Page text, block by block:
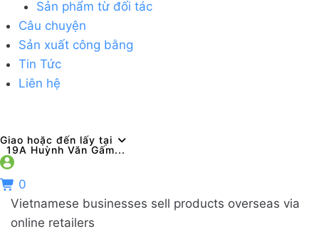
Sản phẩm từ đối tác
Câu chuyện
Sản xuất công bằng
Tin Tức
Liên hệ
Giao hoặc đến lấy tại
19A Huỳnh Văn Gấm...
0
Vietnamese businesses sell products overseas via
online retailers